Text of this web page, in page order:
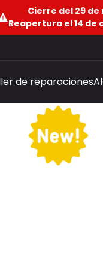
Cierre del 29
Reapertura el 14 de
de reparaciones